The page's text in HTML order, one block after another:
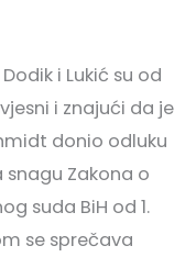
i Lukić su od
i znajući da je
donio odluku
Zakona o
suda BiH od 1.
se sprečava